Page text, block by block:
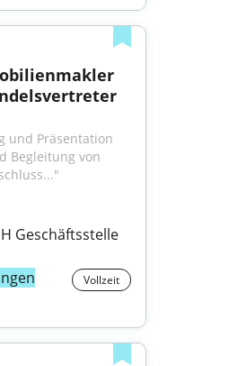
und Präsentation
Begleitung von
Geschäftsstelle
Vollzeit